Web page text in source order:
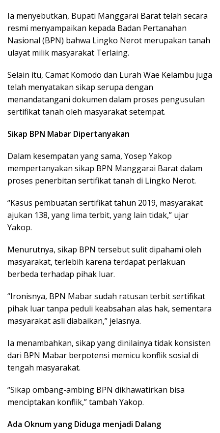
Ia menyebutkan, Bupati Manggarai Barat telah secara
resmi menyampaikan kepada Badan Pertanahan
Nasional (BPN) bahwa Lingko Nerot merupakan tanah
ulayat milik masyarakat Terlaing.
Selain itu, Camat Komodo dan Lurah Wae Kelambu juga
telah menyatakan sikap serupa dengan
menandatangani dokumen dalam proses pengusulan
sertifikat tanah oleh masyarakat setempat.
Sikap BPN Mabar Dipertanyakan
Dalam kesempatan yang sama, Yosep Yakop
mempertanyakan sikap BPN Manggarai Barat dalam
proses penerbitan sertifikat tanah di Lingko Nerot.
“Kasus pembuatan sertifikat tahun 2019, masyarakat
ajukan 138, yang lima terbit, yang lain tidak,” ujar
Yakop.
Menurutnya, sikap BPN tersebut sulit dipahami oleh
masyarakat, terlebih karena terdapat perlakuan
berbeda terhadap pihak luar.
“Ironisnya, BPN Mabar sudah ratusan terbit sertifikat
pihak luar tanpa peduli keabsahan alas hak, sementara
masyarakat asli diabaikan,” jelasnya.
Ia menambahkan, sikap yang dinilainya tidak konsisten
dari BPN Mabar berpotensi memicu konflik sosial di
tengah masyarakat.
“Sikap ombang-ambing BPN dikhawatirkan bisa
menciptakan konflik,” tambah Yakop.
Ada Oknum yang Diduga menjadi Dalang